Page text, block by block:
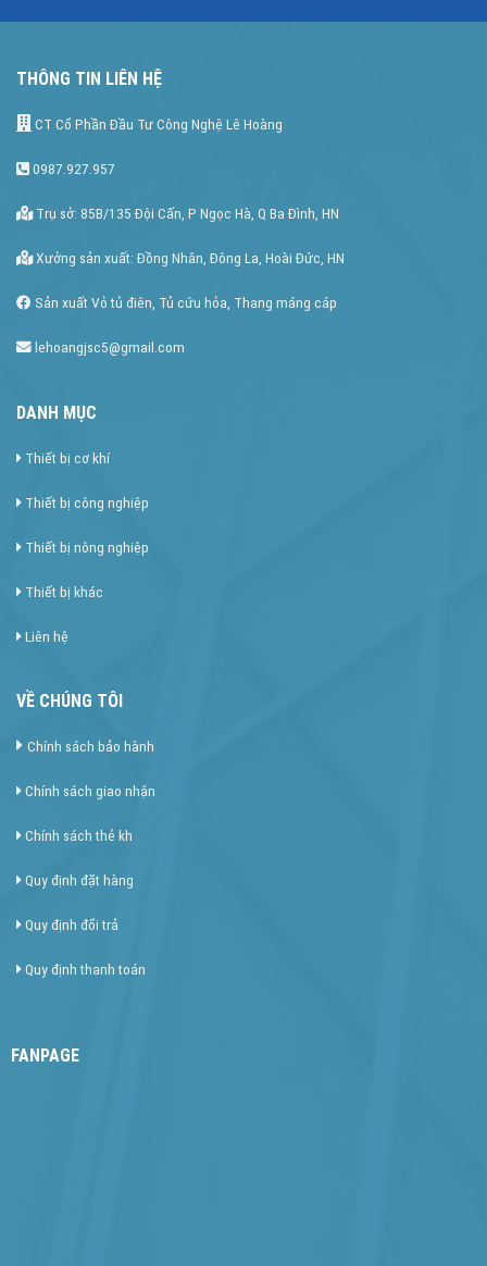
THÔNG TIN LIÊN HỆ
CT Cổ Phần Đầu Tư Công Nghệ Lê Hoàng
0987.927.957
Trụ sở: 85B/135 Đội Cấn, P Ngọc Hà, Q Ba Đình, HN
Xưởng sản xuất: Đồng Nhân, Đông La, Hoài Đức, HN
Sản xuất Vỏ tủ điên, Tủ cứu hỏa, Thang máng cáp
lehoangjsc5@gmail.com
DANH MỤC
Thiết bị cơ khí
Thiết bị công nghiệp
Thiết bị nông nghiệp
Thiết bị khác
Liên hệ
VỀ CHÚNG TÔI
Chính sách bảo hành
Chính sách giao nhận
Chính sách thẻ kh
Quy định đặt hàng
Quy định đổi trả
Quy định thanh toán
FANPAGE